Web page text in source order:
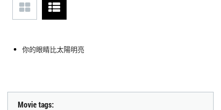
你的眼睛比太陽明亮
Movie tags: